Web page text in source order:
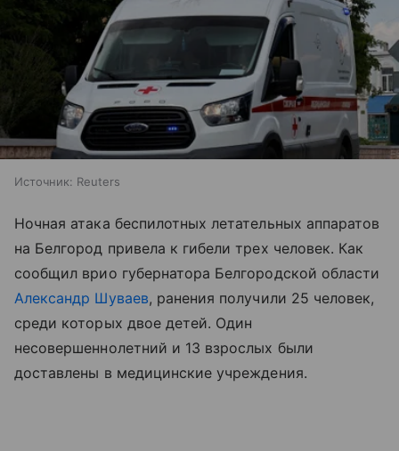
Источник: Reuters
Ночная атака беспилотных летательных аппаратов
на Белгород привела к гибели трех человек. Как
сообщил врио губернатора Белгородской области
Александр Шуваев, ранения получили 25 человек,
среди которых двое детей. Один
несовершеннолетний и 13 взрослых были
доставлены в медицинские учреждения.